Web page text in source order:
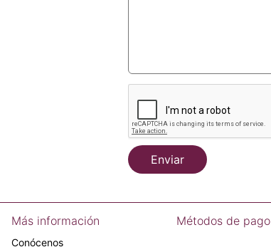
Enviar
Más información
Conócenos
Métodos de pago